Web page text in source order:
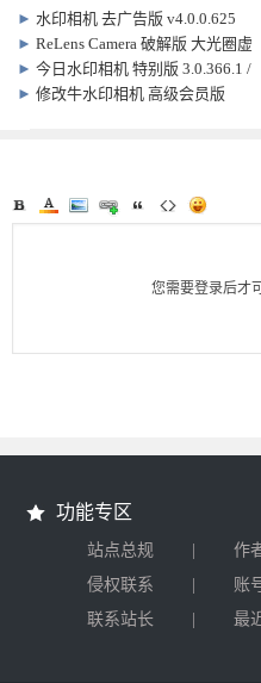
► 水印相机 去广告版 v4.0.0.625
►ReLens Camera 破解版 大光圈虚
化单反相机 5.1.1
►今日水印相机 特别版 3.0.366.1 /
国际版10.0.110
►修改牛水印相机 高级会员版
您需要登录后才
功能专区
站点总规 | 作
侵权联系
| 账
联系站长
| 最